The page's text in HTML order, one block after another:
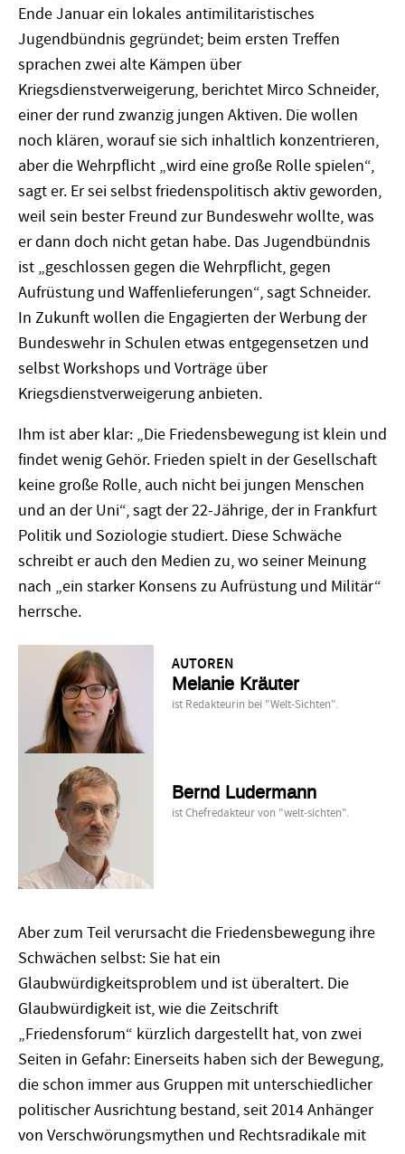
Ende Januar ein lokales antimilitaristisches
Jugendbündnis gegründet; beim ersten Treffen
sprachen zwei alte Kämpen über
Kriegsdienstverweigerung, berichtet Mirco Schneider,
einer der rund zwanzig jungen Aktiven. Die wollen
noch klären, worauf sie sich inhaltlich konzentrieren,
aber die Wehrpflicht „wird eine große Rolle spielen“,
sagt er. Er sei selbst friedenspolitisch aktiv geworden,
weil sein bester Freund zur Bundeswehr wollte, was
er dann doch nicht getan habe. Das Jugendbündnis
ist „geschlossen gegen die Wehrpflicht, gegen
Aufrüstung und Waffenlieferungen“, sagt Schneider.
In Zukunft wollen die Engagierten der Werbung der
Bundeswehr in Schulen etwas entgegensetzen und
selbst Workshops und Vorträge über
Kriegsdienstverweigerung anbieten.
Ihm ist aber klar: „Die Friedensbewegung ist klein und
findet wenig Gehör. Frieden spielt in der Gesellschaft
keine große Rolle, auch nicht bei jungen Menschen
und an der Uni“, sagt der 22-Jährige, der in Frankfurt
Politik und Soziologie studiert. Diese Schwäche
schreibt er auch den Medien zu, wo seiner Meinung
nach „ein starker Konsens zu Aufrüstung und Militär“
herrsche.
AUTOREN
Melanie Kräuter
ist Redakteurin bei "Welt-Sichten".
Bernd Ludermann
ist Chefredakteur von "welt-sichten".
Aber zum Teil verursacht die Friedensbewegung ihre
Schwächen selbst: Sie hat ein
Glaubwürdigkeitsproblem und ist überaltert. Die
Glaubwürdigkeit ist, wie die Zeitschrift
„Friedensforum“ kürzlich dargestellt hat, von zwei
Seiten in Gefahr: Einerseits haben sich der Bewegung,
die schon immer aus Gruppen mit unterschiedlicher
politischer Ausrichtung bestand, seit 2014 Anhänger
von Verschwörungsmythen und Rechtsradikale mit